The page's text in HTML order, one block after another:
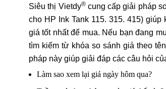
Siêu thị Vietdy®cung cấp giải pháp
cho HP Ink Tank 115. 315. 415)
giá tốt nhất để mua. Nếu bạn đang
tìm kiếm từ khóa so sánh giá theo
pháp này giúp giải đáp các câu hỏi
Làm sao xem lại giá ngày hôm qua?